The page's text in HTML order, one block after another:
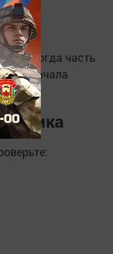
иногда часть
сначала